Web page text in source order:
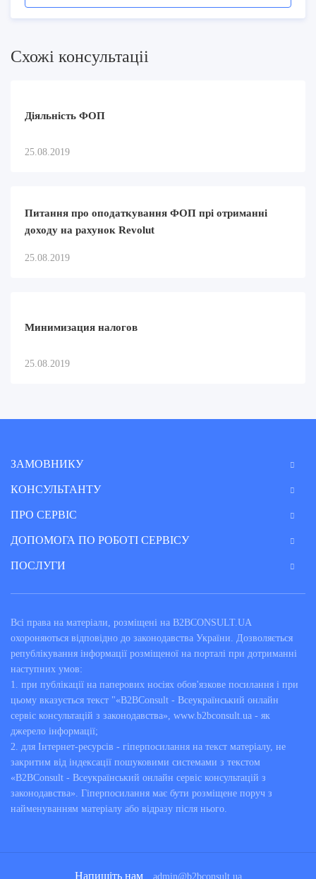
Схожi консультацii
Діяльність ФОП
25.08.2019
Питання про оподаткування ФОП прі отриманні
доходу на рахунок Revolut
25.08.2019
Минимизация налогов
25.08.2019
ЗАМОВНИКУ
КОНСУЛЬТАНТУ
ПРО СЕРВІС
ДОПОМОГА ПО РОБОТІ СЕРВІСУ
ПОСЛУГИ
Всі права на матеріали, розміщені на B2BCONSULT.UA
охороняються відповідно до законодавства України. Дозволяється
републікування інформації розміщеної на порталі при дотриманні
наступних умов:
1. при публікації на паперових носіях обов'язкове посилання і при
цьому вказується текст "«B2BConsult - Всеукраїнський онлайн
сервіс консультацій з законодавства», www.b2bconsult.ua - як
джерело інформації;
2. для Інтернет-ресурсів - гіперпосилання на текст матеріалу, не
закритим від індексації пошуковими системами з текстом
«B2BConsult - Всеукраїнський онлайн сервіс консультацій з
законодавства». Гіперпосилання має бути розміщене поруч з
найменуванням матеріалу або відразу після нього.
Напишіть нам admin@b2bconsult.ua